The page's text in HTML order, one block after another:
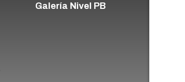
Galería Nivel PB